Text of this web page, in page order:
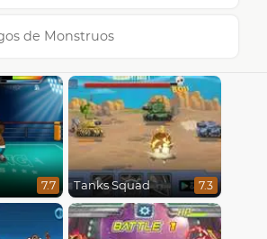
de Monstruos
7.7 Tanks Squad 7.3